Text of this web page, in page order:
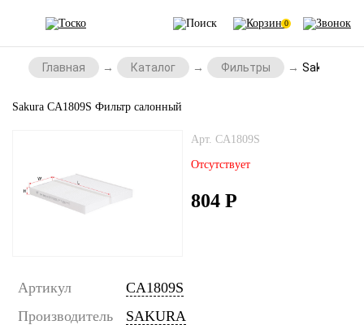
0
Главная Каталог Фильтры Sakura
Sakura CA1809S Фильтр салонный
Арт. CA1809S
Отсутствует
804 Р
Артикул
CA1809S
Производитель
SAKURA